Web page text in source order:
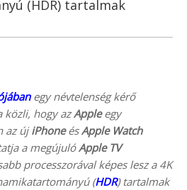
(HDR) tartalmak
egy névtelenség kérő
közli, hogy azAppleegy
az újiPhoneésApple Watch
a megújulóApple TV
processzorával képes lesz a 4K
(HDR) tartalmak